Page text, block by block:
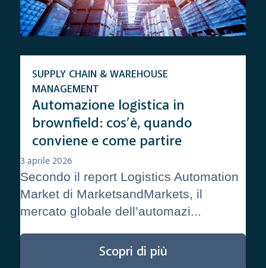
Automazione logistica in
brownfield: cos’è, quando
conviene e come partire
SUPPLY CHAIN & WAREHOUSE
MANAGEMENT
3 aprile 2026
Secondo il report Logistics Automation
Market di MarketsandMarkets, il
mercato globale dell’automazi...
Scopri di più